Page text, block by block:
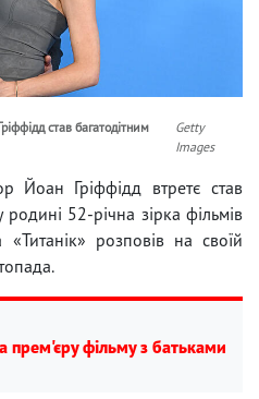
став багатодітним
Getty
Images
Йоан Гріффідд втретє став
52-річна зірка фільмів
«Титанік» розповів на своїй
прем'єру фільму з батьками